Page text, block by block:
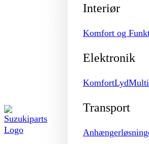
Interiør
Komfort og
Elektronik
KomfortLyd
Transport